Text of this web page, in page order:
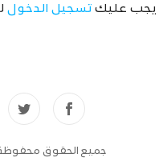
يجب عليك تسجيل الدخول
جميع الحقوق محفوظة